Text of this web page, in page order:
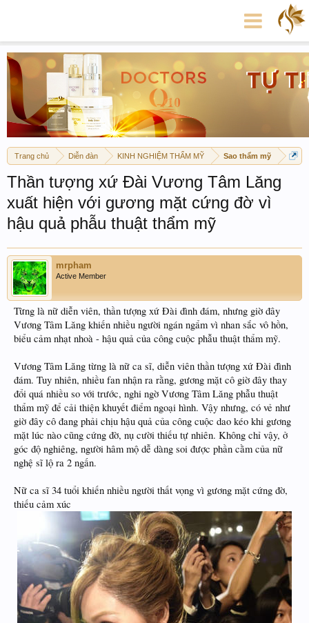
Trang chủ Diễn đàn KINH NGHIỆM THẨM MỸ Sao thẩm mỹ
Thần tượng xứ Đài Vương Tâm Lăng
xuất hiện với gương mặt cứng đờ vì
hậu quả phẫu thuật thẩm mỹ
mrpham
Active Member
Từng là nữ diễn viên, thần tượng xứ Đài đình đám, nhưng giờ đây
Vương Tâm Lăng khiến nhiều người ngán ngẩm vì nhan sắc vô hồn,
biểu cảm nhạt nhoà - hậu quả của công cuộc phẫu thuật thẩm mỹ.
Vương Tâm Lăng từng là nữ ca sĩ, diễn viên thần tượng xứ Đài đình
đám. Tuy nhiên, nhiều fan nhận ra rằng, gương mặt cô giờ đây thay
đổi quá nhiều so với trước, nghi ngờ Vương Tâm Lăng phẫu thuật
thẩm mỹ để cải thiện khuyết điểm ngoại hình. Vậy nhưng, có vẻ như
giờ đây cô đang phải chịu hậu quả của công cuộc dao kéo khi gương
mặt lúc nào cũng cứng đờ, nụ cười thiếu tự nhiên. Không chỉ vậy, ở
góc độ nghiêng, người hâm mộ dễ dàng soi được phần cằm của nữ
nghệ sĩ lộ ra 2 ngấn.
Nữ ca sĩ 34 tuổi khiến nhiều người thất vọng vì gương mặt cứng đờ,
thiếu cảm xúc